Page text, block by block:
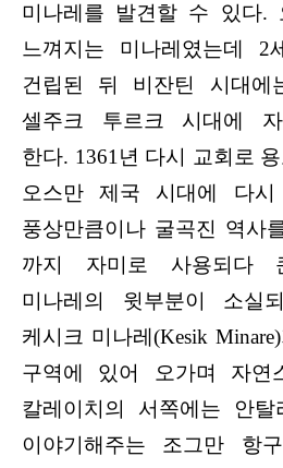
미나레를 발견할 수 있다.
느껴지는 미나레였는데 2
건립된 뒤 비잔틴 시대에
셀주크 투르크 시대에 자
한다. 1361년 다시 교회로
오스만 제국 시대에 다
풍상만큼이나 굴곡진 역사
까지 자미로 사용되다
미나레의 윗부분이 소실
케시크 미나레(Kesik
구역에 있어 오가며 자
칼레이치의 서쪽에는 안탈
이야기해주는 조그만 항